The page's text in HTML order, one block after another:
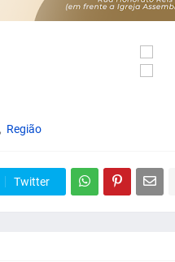
Região
Twitter